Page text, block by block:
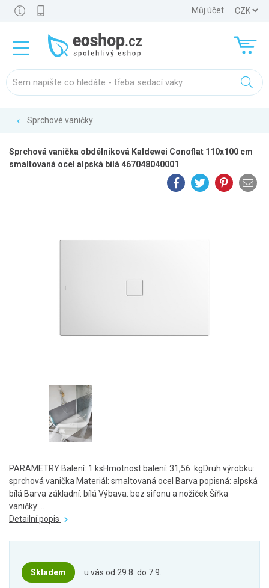
Můj účet
Sprchové vaničky
Sprchová vanička obdélníková Kaldewei Conoflat 110x100 cm
smaltovaná ocel alpská bílá 467048040001
PARAMETRY:Balení: 1 ksHmotnost balení: 31,56 kgDruh výrobku:
sprchová vanička Materiál: smaltovaná ocel Barva popisná: alpská
bílá Barva základní: bílá Výbava: bez sifonu a nožiček Šířka
vaničky:...
Detailní popis
Skladem u vás od 29.8. do 7.9.